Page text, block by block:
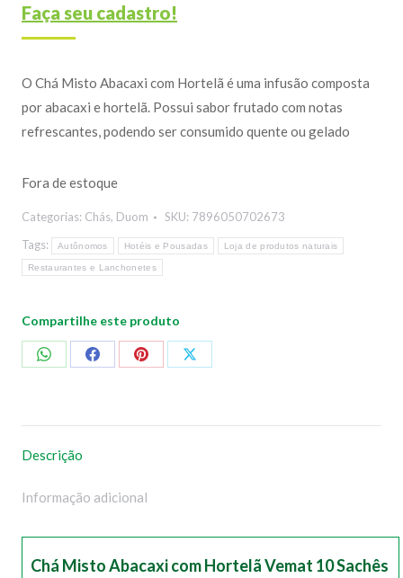
Faça seu cadastro!
O Chá Misto Abacaxi com Hortelã é uma infusão composta
por abacaxi e hortelã. Possui sabor frutado com notas
refrescantes, podendo ser consumido quente ou gelado
Fora de estoque
Categorias: Chás, Duom SKU: 7896050702673
Tags:
Autônomos Hotéis e Pousadas Loja de produtos naturais
Restaurantes e Lanchonetes
Compartilhe este produto
CompartilharCompartilharCompartilharCompartilhar
Descrição
Informação adicional
Chá Misto Abacaxi com Hortelã Vemat 10 Sachês